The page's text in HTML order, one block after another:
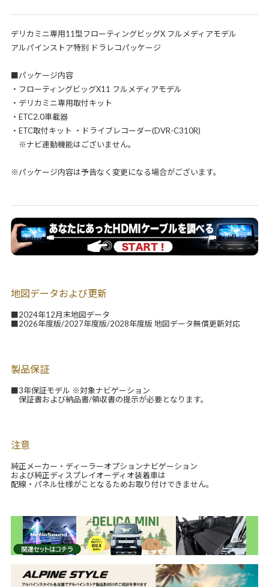
デリカミニ専用11型フローティングビッグX フルメディアモデル
アルパインストア特別 ドラレコパッケージ
■パッケージ内容
・フローティングビッグX11 フルメディアモデル
・デリカミニ専用取付キット
・ETC2.0車載器
・ETC取付キット ・ドライブレコーダー(DVR-C310R)
※ナビ連動機能はございません。
※パッケージ内容は予告なく変更になる場合がございます。
地図データおよび更新
■2024年12月末地図データ
■2026年度版/2027年度版/2028年度版 地図データ無償更新対応
製品保証
■3年保証モデル ※対象ナビゲーション
保証書および納品書/領収書の提示が必要となります。
注意
純正メーカー・ディーラーオプションナビゲーション
および純正ディスプレイオーディオ装着車は
配線・パネル仕様がことなるためお取り付けできません。